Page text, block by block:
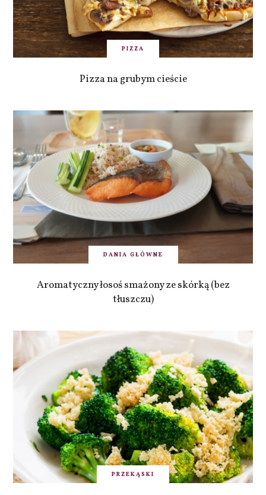
PIZZA
Pizza na grubym cieście
DANIA GŁÓWNE
Aromatyczny łosoś smażony ze skórką (bez
tłuszczu)
PRZEKĄSKI